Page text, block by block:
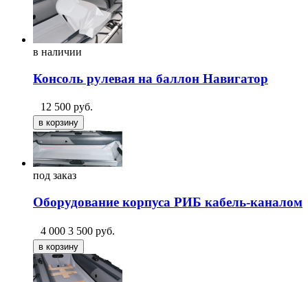
в наличии
Консоль рулевая на баллон Навигатор
12 500 руб.
под заказ
Оборудование корпуса РИБ кабель-каналом
4 000 3 500 руб.